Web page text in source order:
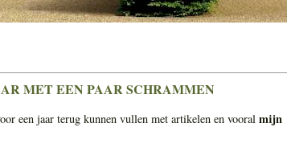
MET EEN PAAR SCHRAMMEN
een jaar terug kunnen vullen met artikelen en vooral mijn